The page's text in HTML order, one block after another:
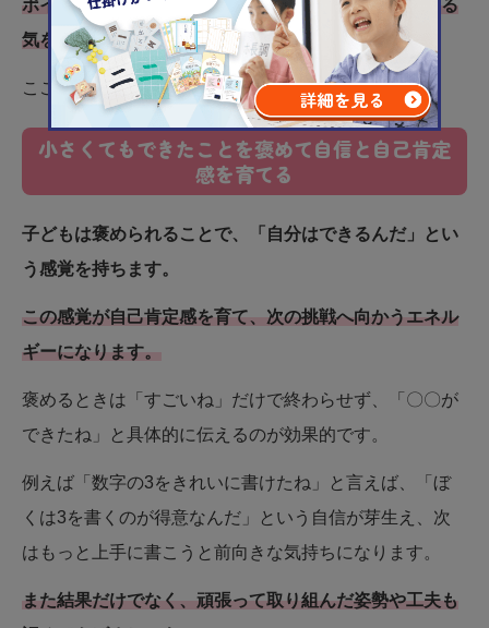
ポイントは、子どもの気持ちを尊重しつつ、自信とやる
気を引き出すことです。
ここでは、日常で実践できる6つの方法を紹介します。
小さくてもできたことを褒めて自信と自己肯定
感を育てる
子どもは褒められることで、「自分はできるんだ」とい
う感覚を持ちます。
この感覚が自己肯定感を育て、次の挑戦へ向かうエネル
ギーになります。
褒めるときは「すごいね」だけで終わらせず、「〇〇が
できたね」と具体的に伝えるのが効果的です。
例えば「数字の3をきれいに書けたね」と言えば、「ぼ
くは3を書くのが得意なんだ」という自信が芽生え、次
はもっと上手に書こうと前向きな気持ちになります。
また結果だけでなく、頑張って取り組んだ姿勢や工夫も